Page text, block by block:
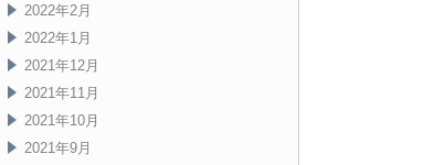
2022年2月
2022年1月
2021年12月
2021年11月
2021年10月
2021年9月